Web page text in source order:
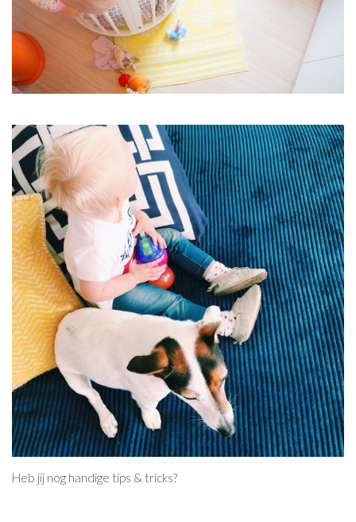
Heb jij nog handige tips & tricks?